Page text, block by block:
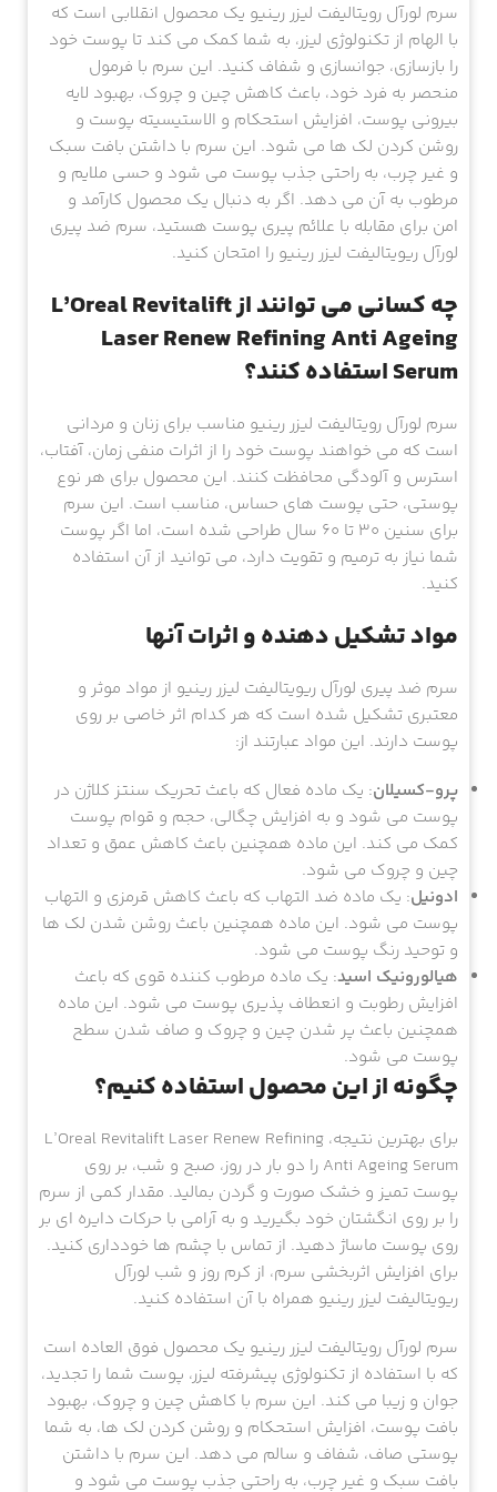
سرم لورآل رویتالیفت لیزر رینیو یک محصول انقلابی است که
با الهام از تکنولوژی لیزر، به شما کمک می کند تا پوست خود
را بازسازی، جوانسازی و شفاف کنید. این سرم با فرمول
منحصر به فرد خود، باعث کاهش چین و چروک، بهبود لایه
بیرونی پوست، افزایش استحکام و الاستیسیته پوست و
روشن کردن لک ها می شود. این سرم با داشتن بافت سبک
و غیر چرب، به راحتی جذب پوست می شود و حسی ملایم و
مرطوب به آن می دهد. اگر به دنبال یک محصول کارآمد و
امن برای مقابله با علائم پیری پوست هستید، سرم ضد پیری
لورآل ریویتالیفت لیزر رینیو را امتحان کنید.
چه کسانی می توانند از L’Oreal Revitalift
Laser Renew Refining Anti Ageing
Serum استفاده کنند؟
سرم لورآل رویتالیفت لیزر رینیو مناسب برای زنان و مردانی
است که می خواهند پوست خود را از اثرات منفی زمان، آفتاب،
استرس و آلودگی محافظت کنند. این محصول برای هر نوع
پوستی، حتی پوست های حساس، مناسب است. این سرم
برای سنین ۳۰ تا ۶۰ سال طراحی شده است، اما اگر پوست
شما نیاز به ترمیم و تقویت دارد، می توانید از آن استفاده
کنید.
مواد تشکیل دهنده و اثرات آنها
سرم ضد پیری لورآل ریویتالیفت لیزر رینیو از مواد موثر و
معتبری تشکیل شده است که هر کدام اثر خاصی بر روی
پوست دارند. این مواد عبارتند از:
پرو-کسیلان: یک ماده فعال که باعث تحریک سنتز کلاژن در
پوست می شود و به افزایش چگالی، حجم و قوام پوست
کمک می کند. این ماده همچنین باعث کاهش عمق و تعداد
چین و چروک می شود.
ادونیل: یک ماده ضد التهاب که باعث کاهش قرمزی و التهاب
پوست می شود. این ماده همچنین باعث روشن شدن لک ها
و توحید رنگ پوست می شود.
هیالورونیک اسید: یک ماده مرطوب کننده قوی که باعث
افزایش رطوبت و انعطاف پذیری پوست می شود. این ماده
همچنین باعث پر شدن چین و چروک و صاف شدن سطح
پوست می شود.
چگونه از این محصول استفاده کنیم؟
برای بهترین نتیجه، L’Oreal Revitalift Laser Renew Refining
Anti Ageing Serum را دو بار در روز، صبح و شب، بر روی
پوست تمیز و خشک صورت و گردن بمالید. مقدار کمی از سرم
را بر روی انگشتان خود بگیرید و به آرامی با حرکات دایره ای بر
روی پوست ماساژ دهید. از تماس با چشم ها خودداری کنید.
برای افزایش اثربخشی سرم، از کرم روز و شب لورآل
ریویتالیفت لیزر رینیو همراه با آن استفاده کنید.
سرم لورآل رویتالیفت لیزر رینیو یک محصول فوق العاده است
که با استفاده از تکنولوژی پیشرفته لیزر، پوست شما را تجدید،
جوان و زیبا می کند. این سرم با کاهش چین و چروک، بهبود
بافت پوست، افزایش استحکام و روشن کردن لک ها، به شما
پوستی صاف، شفاف و سالم می دهد. این سرم با داشتن
بافت سبک و غیر چرب، به راحتی جذب پوست می شود و